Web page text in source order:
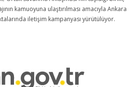
kamuoyuna ulaştırılması amacıyla Ankara
iletişim kampanyası yürütülüyor.